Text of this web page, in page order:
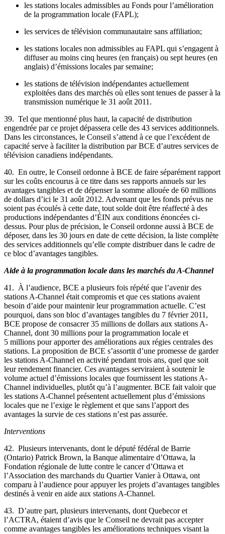
les stations locales admissibles au Fonds pour l’amélioration
de la programmation locale (FAPL);
les services de télévision communautaire sans affiliation;
les stations locales non admissibles au FAPL qui s’engagent à
diffuser au moins cinq heures (en français) ou sept heures (en
anglais) d’émissions locales par semaine;
les stations de télévision indépendantes actuellement
exploitées dans des marchés où elles sont tenues de passer à la
transmission numérique le 31 août 2011.
39. Tel que mentionné plus haut, la capacité de distribution
engendrée par ce projet dépassera celle des 43 services additionnels.
Dans les circonstances, le Conseil s’attend à ce que l’excédent de
capacité serve à faciliter la distribution par BCE d’autres services de
télévision canadiens indépendants.
40. En outre, le Conseil ordonne à BCE de faire séparément rapport
sur les coûts encourus à ce titre dans ses rapports annuels sur les
avantages tangibles et de dépenser la somme allouée de 60 millions
de dollars d’ici le 31 août 2012. Advenant que les fonds prévus ne
soient pas écoulés à cette date, tout solde doit être réaffecté à des
productions indépendantes d’ÉIN aux conditions énoncées ci-
dessus. Pour plus de précision, le Conseil ordonne aussi à BCE de
déposer, dans les 30 jours en date de cette décision, la liste complète
des services additionnels qu’elle compte distribuer dans le cadre de
ce bloc d’avantages tangibles.
Aide à la programmation locale dans les marchés du A-Channel
41. À l’audience, BCE a plusieurs fois répété que l’avenir des
stations A-Channel était compromis et que ces stations avaient
besoin d’aide pour maintenir leur programmation actuelle. C’est
pourquoi, dans son bloc d’avantages tangibles du 7 février 2011,
BCE propose de consacrer 35 millions de dollars aux stations A-
Channel, dont 30 millions pour la programmation locale et
5 millions pour apporter des améliorations aux régies centrales des
stations. La proposition de BCE s’assortit d’une promesse de garder
les stations A-Channel en activité pendant trois ans, quel que soit
leur rendement financier. Ces avantages serviraient à soutenir le
volume actuel d’émissions locales que fournissent les stations A-
Channel individuelles, plutôt qu’à l’augmenter. BCE fait valoir que
les stations A-Channel présentent actuellement plus d’émissions
locales que ne l’exige le règlement et que sans l’apport des
avantages la survie de ces stations n’est pas assurée.
Interventions
42. Plusieurs intervenants, dont le député fédéral de Barrie
(Ontario) Patrick Brown, la Banque alimentaire d’Ottawa, la
Fondation régionale de lutte contre le cancer d’Ottawa et
l’Association des marchands du Quartier Vanier à Ottawa, ont
comparu à l’audience pour appuyer les projets d’avantages tangibles
destinés à venir en aide aux stations A-Channel.
43. D’autre part, plusieurs intervenants, dont Quebecor et
l’ACTRA, étaient d’avis que le Conseil ne devrait pas accepter
comme avantages tangibles les améliorations techniques visant la